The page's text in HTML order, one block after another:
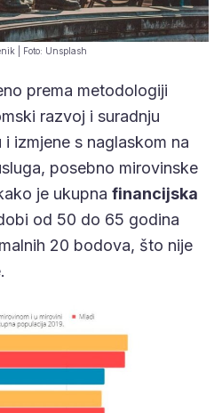
| Foto: Unsplash
prema metodologiji
razvoj i suradnju
izmjene s naglaskom na
posebno mirovinske
je ukupna financijska
od 50 do 65 godina
20 bodova, što nije